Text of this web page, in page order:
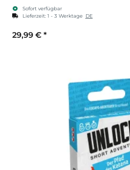
Sofort verfügbar
Lieferzeit: 1 - 3 Werktage DE
29,99 € *